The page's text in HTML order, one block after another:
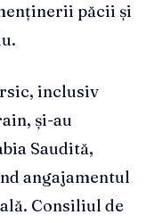
păcii și
inclusiv
și-au
Saudită,
angajamentul
Consiliul de